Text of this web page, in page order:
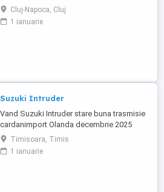
98 cp, inspecție tehnică valabilă până în
august 2027 . Preț 1900 euro
Cluj-Napoca, Cluj
1 ianuarie
Suzuki Intruder
Vand Suzuki Intruder stare buna trasmisie
cardanimport Olanda decembrie 2025
inmatriculat RO IN FEBRUARIE Nu raspund
la mesaje.Schimb cu ATV plus sau minus
diferenta
Timisoara, Timis
1 ianuarie